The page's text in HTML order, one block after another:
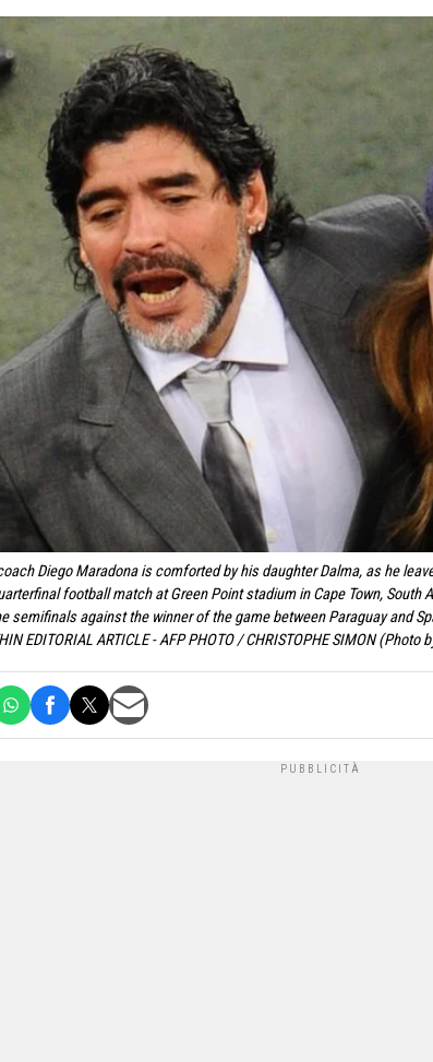
Diego Maradona is comforted by his daughter Dalma, as he
football match at Green Point stadium in Cape Town, South
semifinals against the winner of the game between Paraguay and
EDITORIAL ARTICLE - AFP PHOTO / CHRISTOPHE SIMON (Photo